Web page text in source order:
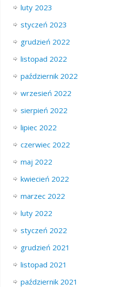
luty 2023
styczeń 2023
grudzień 2022
listopad 2022
październik 2022
wrzesień 2022
sierpień 2022
lipiec 2022
czerwiec 2022
maj 2022
kwiecień 2022
marzec 2022
luty 2022
styczeń 2022
grudzień 2021
listopad 2021
październik 2021